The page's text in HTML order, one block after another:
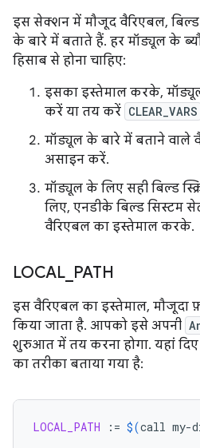
इस सेक्शन में मौजूद वैरिएबल,
के बारे में बताते हैं. हर मॉड्यूल के
हिसाब से होना चाहिए:
इसका इस्तेमाल करके,
करें या तय करें CLEAR_VARS
मॉड्यूल के बारे में बताने वाले
असाइन करें.
मॉड्यूल के लिए सही बिल्ड
लिए, एनडीके बिल्ड सिस्टम
वैरिएबल का इस्तेमाल करके.
LOCAL_ PATH
इस वैरिएबल का इस्तेमाल, मौजूदा
किया जाता है. आपको इसे अपनी
शुरुआत में तय करना होगा. यहां
का तरीका बताया गया है:
LOCAL_PATH := $(call my-